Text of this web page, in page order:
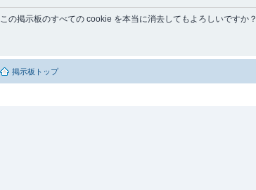
この掲示板のすべての cookie を本当に消去してもよろしいですか？
掲示板トップ